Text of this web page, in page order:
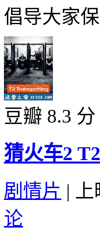
倡导大家
豆瓣 8.3 分
猜火车2
剧情片 |
论